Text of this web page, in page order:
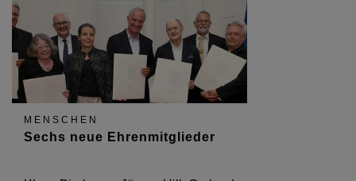
MENSCHEN
Sechs neue Ehrenmitglieder